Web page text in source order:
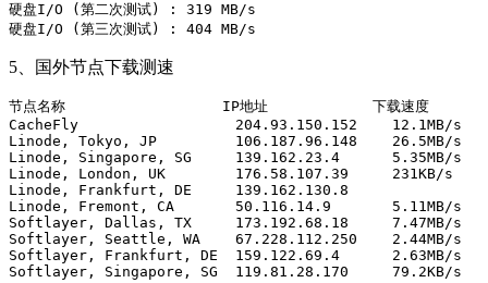
硬盘I/O (第二次测试) : 319 MB/s
5、国外节点下载测速
节点名称                  IP地址            下载速
CacheFly                  204.93.150.152    12.1MB/
Linode, Tokyo, JP         106.187.96.148
Linode, Singapore, SG     139.162.23.4
Linode, London, UK        176.58.107.39     231KB/
Linode, Frankfurt, DE     139.162.130.8
Linode, Fremont, CA       50.116.14.9       5.11MB/
Softlayer, Dallas, TX     173.192.68.18     7.47MB/
Softlayer, Seattle, WA    67.228.112.250
Softlayer, Frankfurt, DE  159.122.69.4      2.63MB/